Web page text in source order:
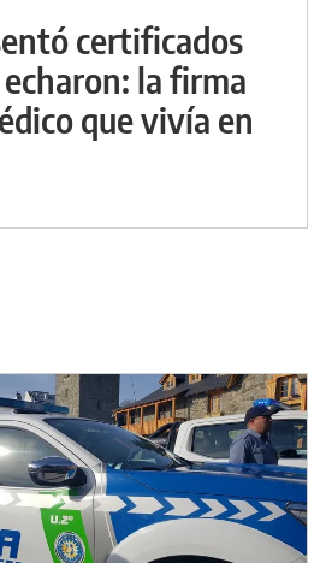
certificados
la firma
que vivía en